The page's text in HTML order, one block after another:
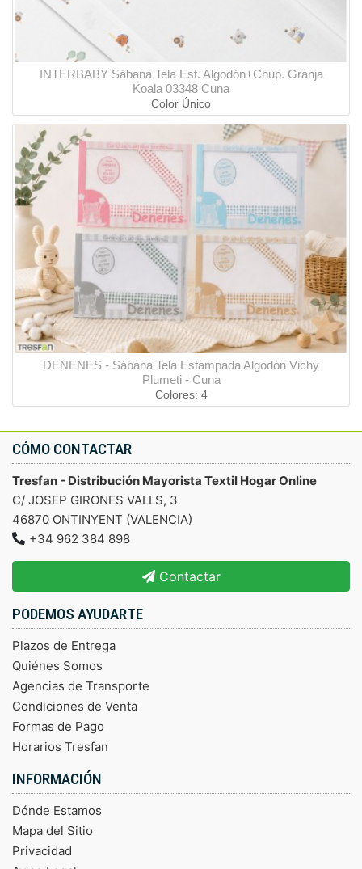
INTERBABY Sábana Tela Est. Algodón+Chup. Granja
Koala 03348 Cuna
Color Único
DENENES - Sábana Tela Estampada Algodón Vichy
Plumeti - Cuna
Colores: 4
CÓMO CONTACTAR
Tresfan - Distribución Mayorista Textil Hogar Online
C/ JOSEP GIRONES VALLS, 3
46870 ONTINYENT (VALENCIA)
+34 962 384 898
Contactar
PODEMOS AYUDARTE
Plazos de Entrega
Quiénes Somos
Agencias de Transporte
Condiciones de Venta
Formas de Pago
Horarios Tresfan
INFORMACIÓN
Dónde Estamos
Mapa del Sitio
Privacidad